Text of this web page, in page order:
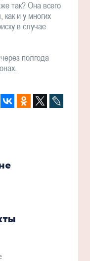
так? Она всего
и у многих
в случае
полгода